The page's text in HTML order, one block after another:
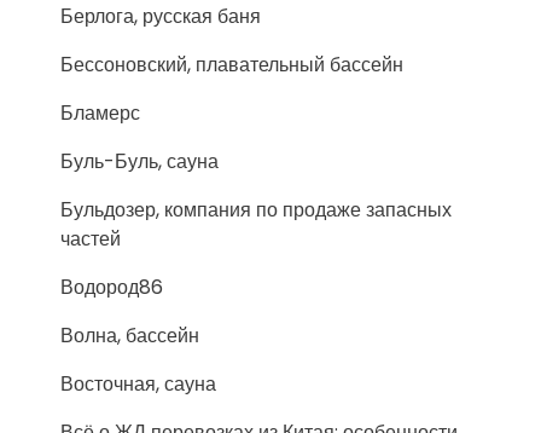
Берлога, русская баня
Бессоновский, плавательный бассейн
Бламерс
Буль-Буль, сауна
Бульдозер, компания по продаже запасных
частей
Водород86
Волна, бассейн
Восточная, сауна